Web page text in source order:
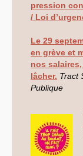
Année 2018
Année 2017
année 2014
Année 2013
Année 2012
année 2011
Année 2010
Année 2009
Année 2006
Année 2005
Année 2004
Année 2003
pression
/ Loi
Le 29
en grève et
nos
lâcher. Tract
Publique